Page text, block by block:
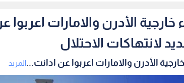
خارجية الأدرن والامارات
لانتهاكات الاحتلال
الأدرن والامارات اعربوا عن ادانت...المزيد